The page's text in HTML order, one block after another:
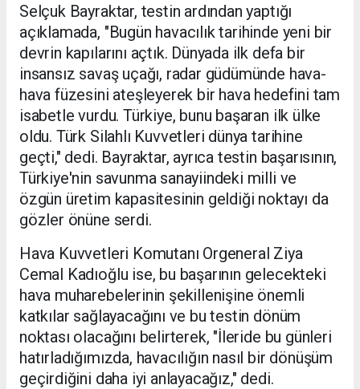
Selçuk Bayraktar, testin ardından yaptığı
açıklamada, "Bugün havacılık tarihinde yeni bir
devrin kapılarını açtık. Dünyada ilk defa bir
insansız savaş uçağı, radar güdümünde hava-
hava füzesini ateşleyerek bir hava hedefini tam
isabetle vurdu. Türkiye, bunu başaran ilk ülke
oldu. Türk Silahlı Kuvvetleri dünya tarihine
geçti," dedi. Bayraktar, ayrıca testin başarısının,
Türkiye'nin savunma sanayiindeki milli ve
özgün üretim kapasitesinin geldiği noktayı da
gözler önüne serdi.
Hava Kuvvetleri Komutanı Orgeneral Ziya
Cemal Kadıoğlu ise, bu başarının gelecekteki
hava muharebelerinin şekillenişine önemli
katkılar sağlayacağını ve bu testin dönüm
noktası olacağını belirterek, "İleride bu günleri
hatırladığımızda, havacılığın nasıl bir dönüşüm
geçirdiğini daha iyi anlayacağız," dedi.